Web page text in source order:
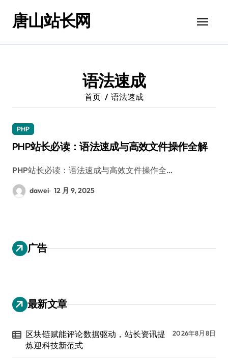
唐山站长网
语法速成
首页 语法速成
PHP
PHP站长必读：语法速成与高效文件操作全解
PHP站长必读：语法速成与高效文件操作全…
dawei 12 月 9, 2025
广告
最新文章
区块链赋能评论数据驱动，站长资讯提
炼迎科技新范式
2026年8月8日